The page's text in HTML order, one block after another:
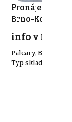
Pronájem
Brno-Komín
info v RK
Palcary, Brno-
Typ sklady •